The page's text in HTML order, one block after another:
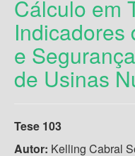
Cálculo em
Indicadores
e
de Usinas
Tese 103
Autor: Kelling Cabral